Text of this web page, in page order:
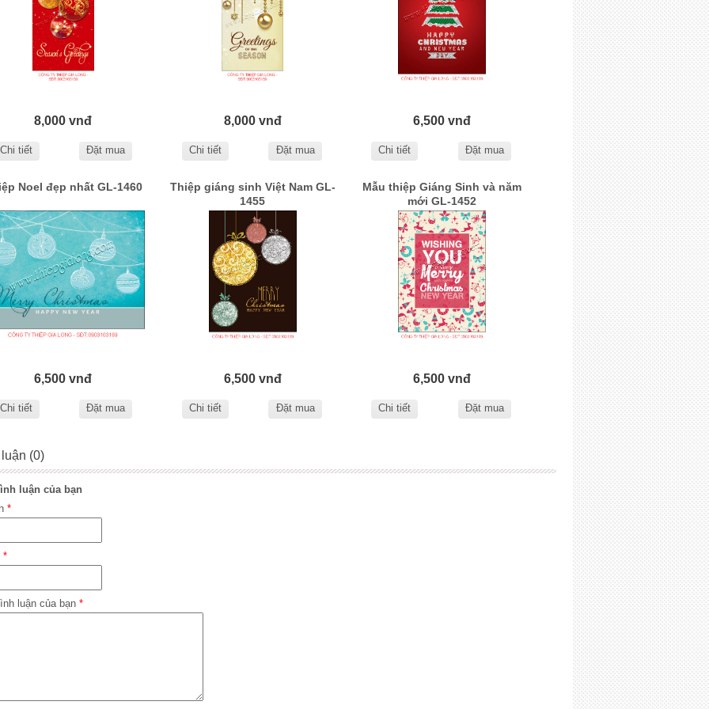
8,000 vnđ
Chi tiết Đặt mua
8,000 vnđ
Chi tiết Đặt mua
6,500 vnđ
Chi tiết Đặt mua
Noel đẹp nhất GL-1460
6,500 vnđ
Chi tiết Đặt mua
Thiệp giáng sinh Việt Nam GL-
1455
6,500 vnđ
Chi tiết Đặt mua
Mẫu thiệp Giáng Sinh và năm
mới GL-1452
6,500 vnđ
Chi tiết Đặt mua
(0)
luận của bạn
*
*
luận của bạn*